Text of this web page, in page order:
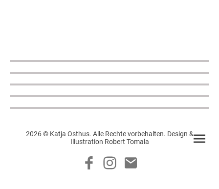
2026 © Katja Osthus. Alle Rechte vorbehalten. Design &
Illustration Robert Tomala